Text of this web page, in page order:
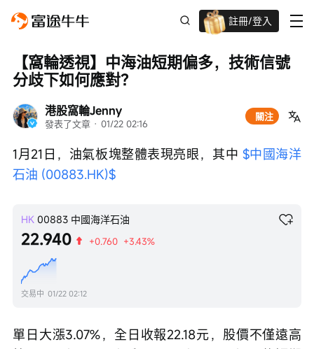
註冊/登入
迎新驚喜賞 股票/BTC等任你揀!
港股窩輪Jenny
發表了文章 · 01/22 02:16
關注
【窩輪透視】中海油短期偏多，技術信號
分歧下如何應對？
1月21日，油氣板塊整體表現亮眼，其中 $中國海洋
石油 (00883.HK)$
HK 00883 中國海洋石油
22.940 +0.760 +3.43%
交易中 01/22 02:12
單日大漲3.07%，全日收報22.18元，股價不僅遠高